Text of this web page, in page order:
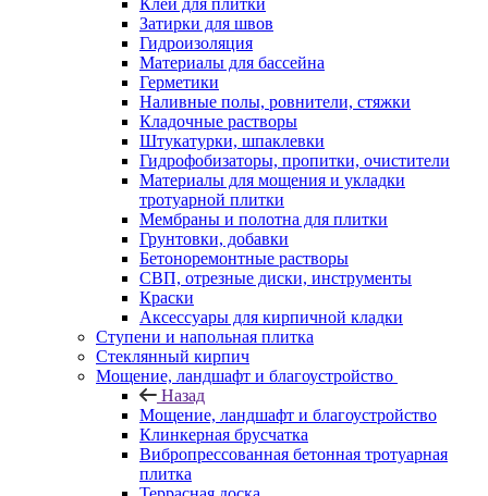
Клей для плитки
Затирки для швов
Гидроизоляция
Материалы для бассейна
Герметики
Наливные полы, ровнители, стяжки
Кладочные растворы
Штукатурки, шпаклевки
Гидрофобизаторы, пропитки, очистители
Материалы для мощения и укладки
тротуарной плитки
Мембраны и полотна для плитки
Грунтовки, добавки
Бетоноремонтные растворы
СВП, отрезные диски, инструменты
Краски
Аксессуары для кирпичной кладки
Ступени и напольная плитка
Cтеклянный кирпич
Мощение, ландшафт и благоустройство
Назад
Мощение, ландшафт и благоустройство
Клинкерная брусчатка
Вибропрессованная бетонная тротуарная
плитка